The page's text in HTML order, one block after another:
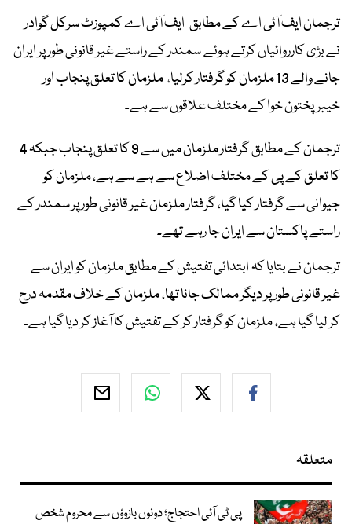
ترجمان ایف آئی اے کے مطابق ایف آئی اے کمپوزٹ سرکل گوادر
نے بڑی کارروائیاں کرتے ہوئے سمندر کے راستے غیر قانونی طور پر ایران
جانے والے 13 ملزمان کو گرفتار کرلیا، ملزمان کا تعلق پنجاب اور
خیبرپختون خوا کے مختلف علاقوں سے ہے۔
ترجمان کے مطابق گرفتار ملزمان میں سے 9 کا تعلق پنجاب جبکہ 4
کا تعلق کے پی کے مختلف اضلاع سے ہے سے ہے، ملزمان کو
جیوانی سے گرفتار کیا گیا، گرفتار ملزمان غیر قانونی طور پر سمندر کے
راستے پاکستان سے ایران جا رہے تھے۔
ترجمان نے بتایا کہ ابتدائی تفتیش کے مطابق ملزمان کو ایران سے
غیر قانونی طور پر دیگر ممالک جانا تھا، ملزمان کے خلاف مقدمہ درج
کر لیا گیا ہے، ملزمان کو گرفتار کر کے تفتیش کا آغاز کر دیا گیا ہے۔
متعلقہ
پی ٹی آئی احتجاج؛ دونوں بازوؤں سے محروم شخص